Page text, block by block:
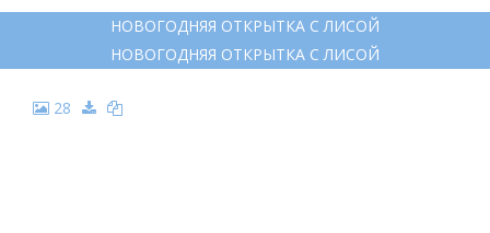
НОВОГОДНЯЯ ОТКРЫТКА С ЛИСОЙ
НОВОГОДНЯЯ ОТКРЫТКА С ЛИСОЙ
28